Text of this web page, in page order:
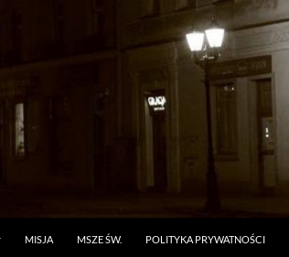
MISJA MSZE ŚW. POLITYKA PRYWATNOŚCI